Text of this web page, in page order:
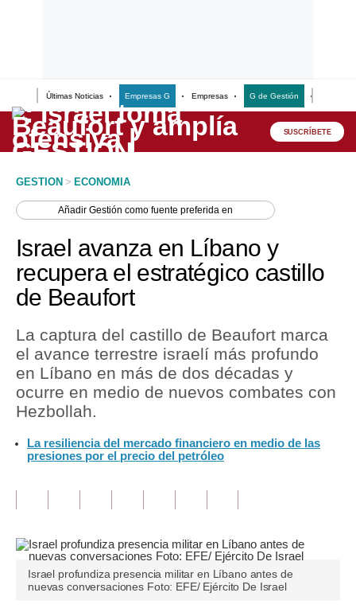
Últimas Noticias Empresas G Empresas G de Gestión
Lo último
Peru Quiosco
Economía
Mercados
Política
Finanzas Personales
Inmobiliarias
Opinión
Editorial
Pregunta de hoy
SUSCRÍBETE
GESTION > ECONOMIA
AñadirGestión como fuente preferida en
Israel avanza en Líbano y
recupera el estratégico castillo
de Beaufort
La captura del castillo de Beaufort marca
el avance terrestre israelí más profundo
en Líbano en más de dos décadas y
ocurre en medio de nuevos combates con
Hezbollah.
La resiliencia del mercado financiero en medio de las
presiones por el precio del petróleo
Israel profundiza presencia militar en Líbano antes de
nuevas conversaciones Foto: EFE/ Ejército De Israel